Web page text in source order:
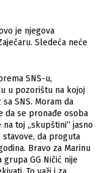
je njegova
Sledeća neće
SNS-u,
u pozorištu na kojoj
SNS. Moram da
da se pronađe osoba
na toj „skupštini“ jasno
stavove, da proguta
Bravo za Marinu
GG Ničić nije